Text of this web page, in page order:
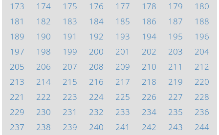
173
174 175 176 177 178 179
180
181
182 183 184 185 186 187
188
189
190 191 192 193 194 195
196
197
198 199 200 201 202 203
204
205
206 207 208 209 210 211
212
213
214 215 216 217 218 219
220
221
222 223 224 225 226 227
228
229
230 231 232 233 234 235
236
237
238 239 240 241 242 243
244